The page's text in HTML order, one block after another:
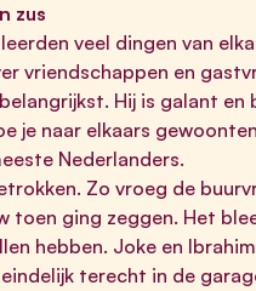
zus
veel dingen van
vriendschappen en
Hij is galant
je naar elkaars
Nederlanders.
Zo vroeg de
toen ging zeggen. Het
hebben. Joke en
terecht in de